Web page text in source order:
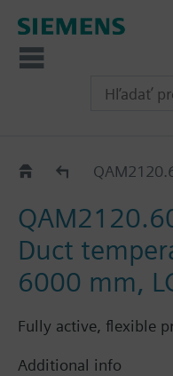
QAM21..
Duct
6000 mm,
Fully active, flexible
Additional info